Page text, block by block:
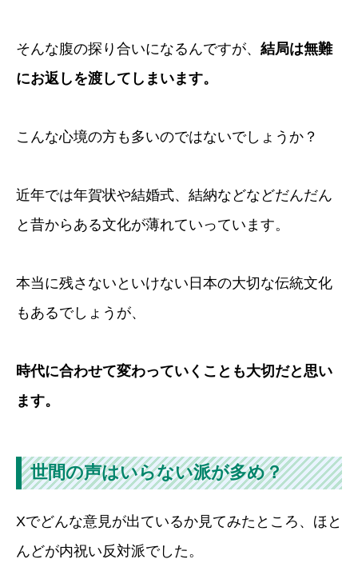
そんな腹の探り合いになるんですが、 結局は無難
にお返しを渡してしまいます。
こんな心境の方も多いのではないでしょうか？
近年では年賀状や結婚式、結納などなどだんだん
と昔からある文化が薄れていっています。
本当に残さないといけない日本の大切な伝統文化
もあるでしょうが、
時代に合わせて変わっていくことも大切だと思い
ます。
世間の声はいらない派が多め？
Xでどんな意見が出ているか見てみたところ、ほと
んどが内祝い反対派でした。